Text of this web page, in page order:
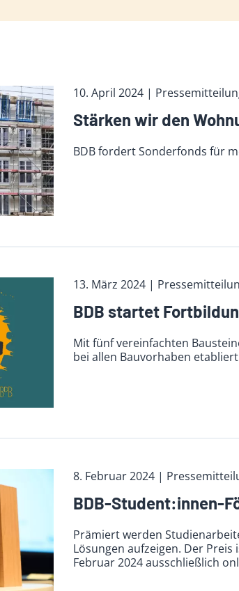
10. April 2024 |
Stärken wir den
BDB fordert Sonderfonds für
13. März 2024 |
BDB startet
Mit fünf vereinfachten
bei allen Bauvorhaben
8. Februar 2024 |
BDB-Student:innen-
Prämiert werden
Lösungen aufzeigen. Der
Februar 2024 ausschließlich